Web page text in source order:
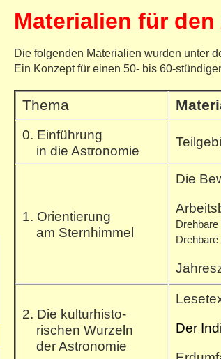
Materialien für
Die folgenden Materialien wurden unter
Ein Konzept für einen 50- bis 60-
Thema
0. Einführung
in die Astronomie
1. Orientierung
am Sternhimmel
Die
2. Die kulturhisto-
rischen Wurzeln
der Astronomie
Der